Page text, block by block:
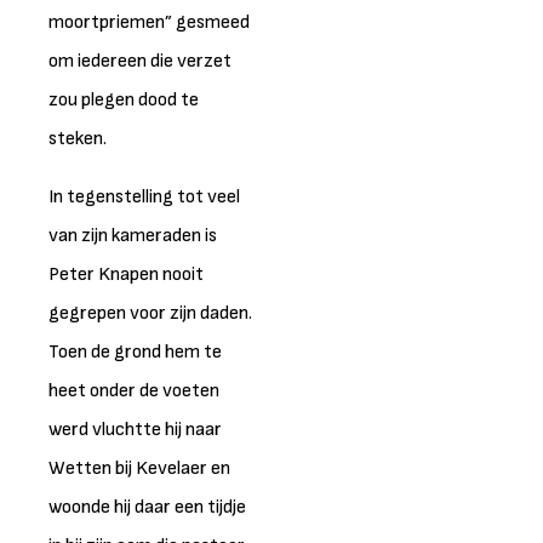
moortpriemen” gesmeed
om iedereen die verzet
zou plegen dood te
steken.
In tegenstelling tot veel
van zijn kameraden is
Peter Knapen nooit
gegrepen voor zijn daden.
Toen de grond hem te
heet onder de voeten
werd vluchtte hij naar
Wetten bij Kevelaer en
woonde hij daar een tijdje